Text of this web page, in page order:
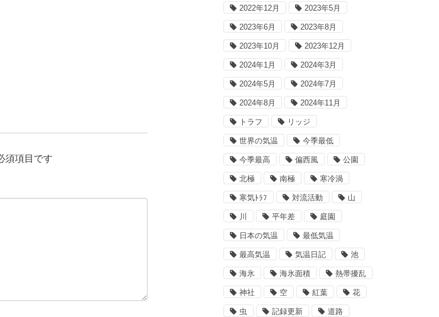
須項目です
2022年12月 2023年5月
2023年6月 2023年8月
2023年10月 2023年12月
2024年1月 2024年3月
2024年5月 2024年7月
2024年8月 2024年11月
トラフ リッジ
世界の気温 今季最低
今季最高 偏西風 公園
北極 南極 寒冷渦
寒気ﾄﾗﾌ 対流活動 山
川 平年差 庭園
日本の気温 最低気温
最高気温 気温日記 池
海氷 海氷面積 熱帯擾乱
神社 空 紅葉 花
虫 記録更新 道路